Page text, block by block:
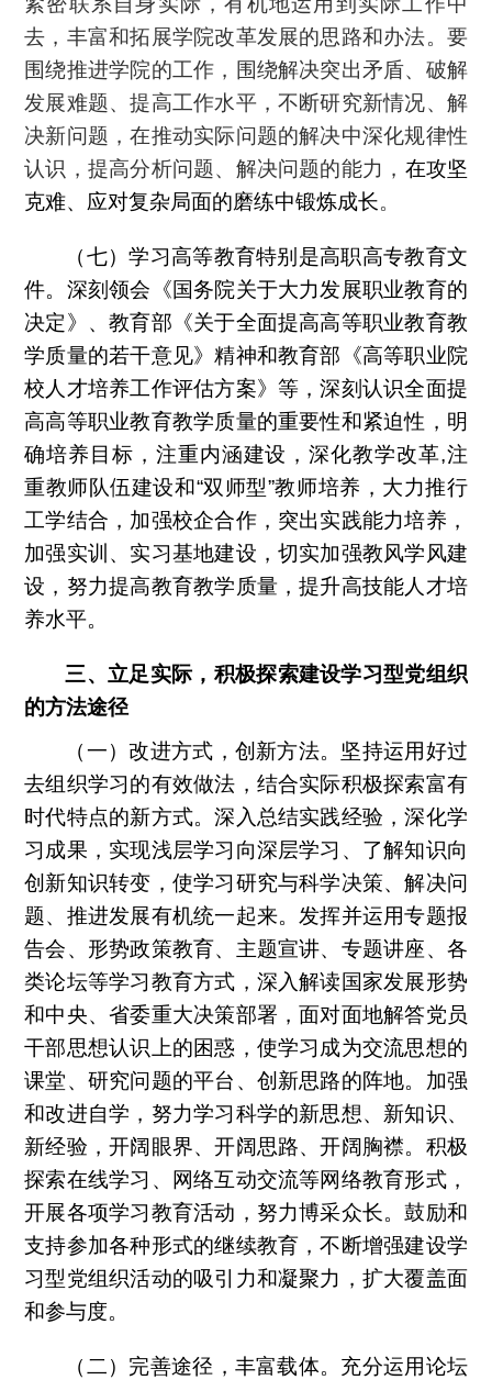
去，丰富和拓展学院改革发展的思路和办法。要
围绕推进学院的工作，围绕解决突出矛盾、破解
发展难题、提高工作水平，不断研究新情况、解
决新问题，在推动实际问题的解决中深化规律性
认识，提高分析问题、解决问题的能力， 在攻坚
克难、应对复杂局面的磨练中锻炼成长。
（七）学习高等教育特别是高职高专教育文
件。深刻领会《国务院关于大力发展职业教育的
决定》、教育部《关于全面提高高等职业教育教
学质量的若干意见》精神和教育部《高等职业院
校人才培养工作评估方案》等，深刻认识全面提
高高等职业教育教学质量的重要性和紧迫性，明
确培养目标，注重内涵建设，深化教学改革,注
重教师队伍建设和“双师型”教师培养，大力推行
工学结合，加强校企合作，突出实践能力培养，
加强实训、实习基地建设，切实加强教风学风建
设，努力提高教育教学质量，提升高技能人才培
养水平。
三、立足实际，积极探索建设学习型党组织
的方法途径
（一）改进方式，创新方法。坚持运用好过
去组织学习的有效做法，结合实际积极探索富有
时代特点的新方式。深入总结实践经验，深化学
习成果，实现浅层学习向深层学习、了解知识向
创新知识转变，使学习研究与科学决策、解决问
题、推进发展有机统一起来。发挥并运用专题报
告会、形势政策教育、主题宣讲、专题讲座、各
类论坛等学习教育方式，深入解读国家发展形势
和中央、省委重大决策部署，面对面地解答党员
干部思想认识上的困惑，使学习成为交流思想的
课堂、研究问题的平台、创新思路的阵地。加强
和改进自学，努力学习科学的新思想、新知识、
新经验，开阔眼界、开阔思路、开阔胸襟。积极
探索在线学习、网络互动交流等网络教育形式，
开展各项学习教育活动，努力博采众长。鼓励和
支持参加各种形式的继续教育，不断增强建设学
习型党组织活动的吸引力和凝聚力，扩大覆盖面
和参与度。
（二）完善途径，丰富载体。充分运用论坛